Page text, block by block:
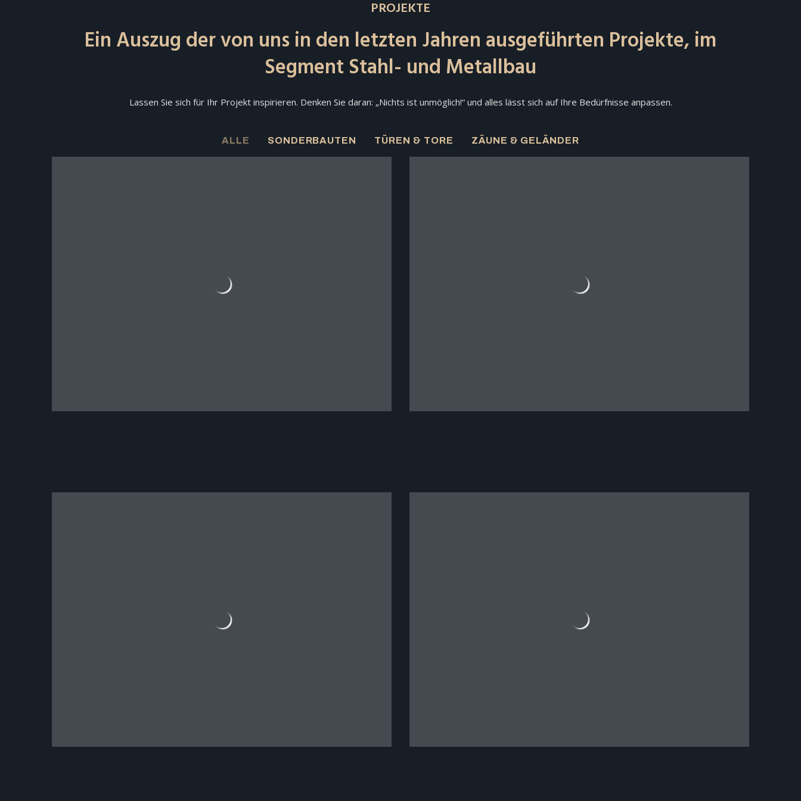
PROJEKTE
Ein Auszug der von uns in den letzten Jahren ausgeführten Projekte, im
Segment Stahl- und Metallbau
Lassen Sie sich für Ihr Projekt inspirieren. Denken Sie daran: „Nichts ist unmöglich!“ und alles lässt sich auf Ihre Bedürfnisse anpassen.
ALLE SONDERBAUTEN TÜREN & TORE ZÄUNE & GELÄNDER